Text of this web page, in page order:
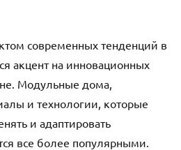
современных тенденций в
акцент на инновационных
Модульные дома,
и технологии, которые
и адаптировать
все более популярными.